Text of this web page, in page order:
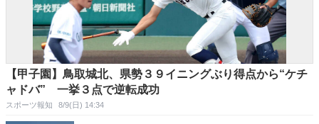
【甲子園】鳥取城北、県勢３９イニングぶり得点から“ケチ
ャドバ” 一挙３点で逆転成功
スポーツ報知 8/9(日) 14:34